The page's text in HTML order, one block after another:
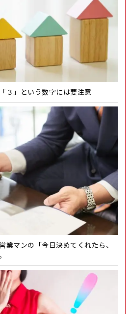
」という数字には要注意
マンの「今日決めてくれたら、